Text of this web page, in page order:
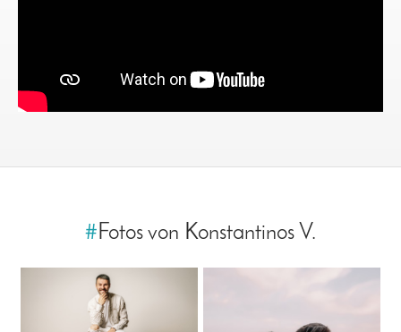
# Fotos von Konstantinos V.